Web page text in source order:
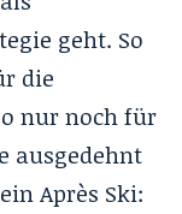
geht. So
die
nur noch für
ausgedehnt
Après Ski: